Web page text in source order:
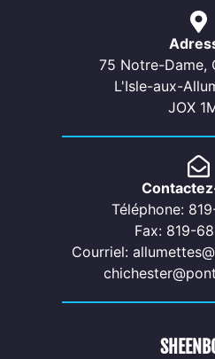
75 Notre-Dame,
L'Isle-aux-
JOX
Téléphone:
Fax: 819-
Courriel: